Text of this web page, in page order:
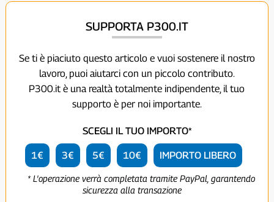
SUPPORTA P300.IT
Se ti è piaciuto questo articolo e vuoi sostenere il nostro
lavoro, puoi aiutarci con un piccolo contributo.
P300.it è una realtà totalmente indipendente, il tuo
supporto è per noi importante.
SCEGLI IL TUO IMPORTO*
1€ 3€ 5€ 10€ IMPORTO LIBERO
* L'operazione verrà completata tramite PayPal, garantendo
sicurezza alla transazione